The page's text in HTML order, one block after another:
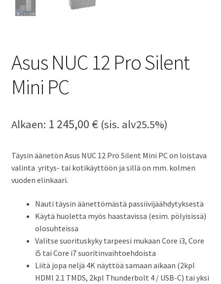
Asus NUC 12 Pro Silent
Mini PC
Alkaen: 1 245,00 €(sis. alv25.5%)
Täysin äänetön Asus NUC 12 Pro Silent Mini PC on loistava
valinta yritys- tai kotikäyttöön ja sillä on mm. kolmen
vuoden elinkaari.
Nauti täysin äänettömästä passiivijäähdytyksestä
Käytä huoletta myös haastavissa (esim. pölyisissä)
olosuhteissa
Valitse suorituskyky tarpeesi mukaan Core i3, Core
i5 tai Core i7 suoritinvaihtoehdoista
Liitä jopa neljä 4K näyttöä samaan aikaan (2kpl
HDMI 2.1 TMDS, 2kpl Thunderbolt 4 / USB-C) tai yksi